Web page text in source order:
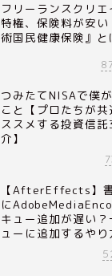
フリーランスクリエ
特権、保険料が安い
術国民健康保険』と
つみたてNISAで僕
こと【プロたちが共
ススメする投資信
介】
【AfterEffects】
に
キュー追加が遅い？
ューに追加するやり